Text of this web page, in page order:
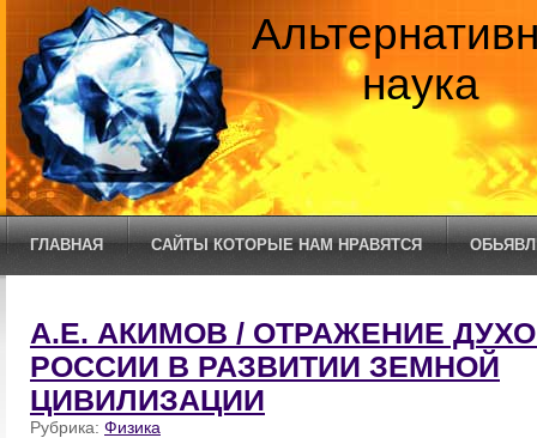
наука
ГЛАВНАЯ САЙТЫ КОТОРЫЕ НАМ НРАВЯТСЯ
А.Е. АКИМОВ / ОТРАЖЕНИЕ
РОССИИ В РАЗВИТИИ ЗЕМНОЙ
ЦИВИЛИЗАЦИИ
Рубрика: Физика